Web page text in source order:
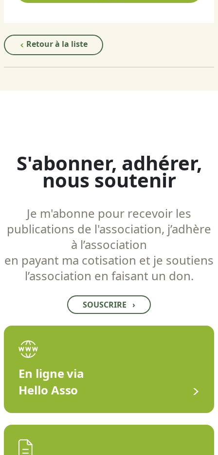
Retour à la liste
S'abonner, adhérer,
nous soutenir
Je m'abonne pour recevoir les
publications de l'association, j’adhère
à l’association
en payant ma cotisation et je soutiens
l’association en faisant un don.
SOUSCRIRE ›
En ligne via
Hello Asso